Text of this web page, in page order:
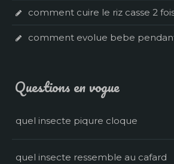
comment cuire le riz casse 2
comment evolue bebe
Questions en vogue
quel insecte piqure cloque
quel insecte ressemble au cafard